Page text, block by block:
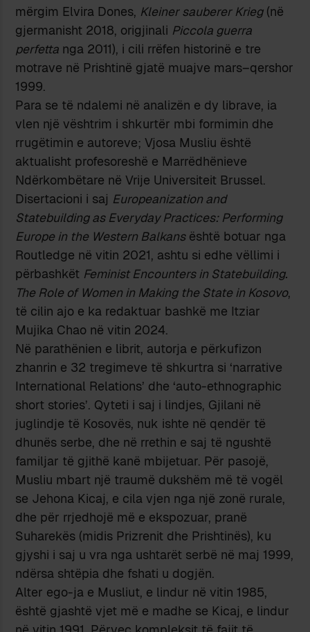
mërgim Elvira Dones, Kleiner sauberer Krieg(në
gjermanisht 2018, origjinali Piccola guerra
perfetta nga 2011), i cili rrëfen historinë e tre
motrave në Prishtinë gjatë muajve mars–qershor
1999.
Para se të ndalemi në analizën e dy librave, ia
vlen një vështrim i shkurtër mbi formimin dhe
rrugëtimin e autoreve; Vjosa Musliu është
aktualisht profesoreshë e Marrëdhënieve
Ndërkombëtare në Vrije Universiteit Brussel.
Disertacioni i saj Europeanization and
Statebuilding as Everyday Practices: Performing
Europe in the Western Balkansështë botuar nga
Routledge në vitin 2021, ashtu si edhe vëllimi i
përbashkët Feminist Encounters in Statebuilding.
The Role of Women in Making the State in Kosovo,
të cilin ajo e ka redaktuar bashkë me Itziar
Mujika Chao në vitin 2024.
Në parathënien e librit, autorja e përkufizon
zhanrin e 32 tregimeve të shkurtra si ‘narrative
International Relations’ dhe ‘auto-ethnographic
short stories’. Qyteti i saj i lindjes, Gjilani në
juglindje të Kosovës, nuk ishte në qendër të
dhunës serbe, dhe në rrethin e saj të ngushtë
familjar të gjithë kanë mbijetuar. Për pasojë,
Musliu mbart një traumë dukshëm më të vogël
se Jehona Kicaj, e cila vjen nga një zonë rurale,
dhe për rrjedhojë më e ekspozuar, pranë
Suharekës (midis Prizrenit dhe Prishtinës), ku
gjyshi i saj u vra nga ushtarët serbë në maj 1999,
ndërsa shtëpia dhe fshati u dogjën.
Alter ego-ja e Musliut, e lindur në vitin 1985,
është gjashtë vjet më e madhe se Kicaj, e lindur